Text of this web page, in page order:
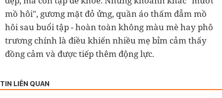
mồ hôi", gương mặt đỏ ửng, quần áo thấm đẫm mồ
hôi sau buổi tập - hoàn toàn không màu mè hay phô
trương chính là điều khiến nhiều mẹ bỉm cảm thấy
đồng cảm và được tiếp thêm động lực.
TIN LIÊN QUAN